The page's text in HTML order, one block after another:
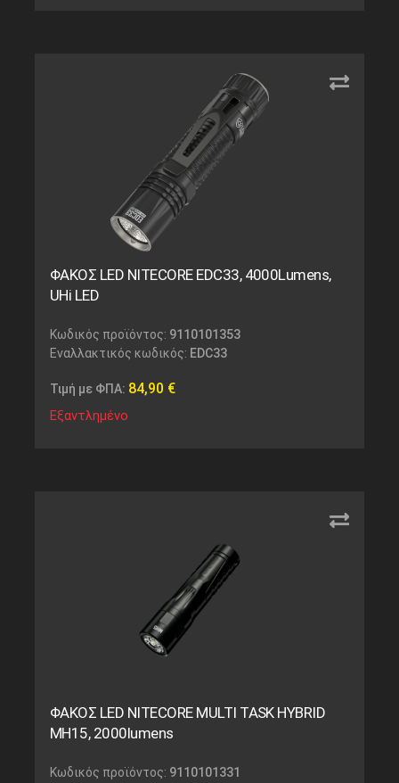
ΦΑΚΟΣ LED NITECORE EDC33, 4000Lumens,
UHi LED
Κωδικός προϊόντος: 9110101353
Εναλλακτικός κωδικός: EDC33
Τιμή με ΦΠΑ: 84,90 €
Εξαντλημένο
ΦΑΚΟΣ LED NITECORE MULTI TASK HYBRID
MH15, 2000lumens
Κωδικός προϊόντος: 9110101331